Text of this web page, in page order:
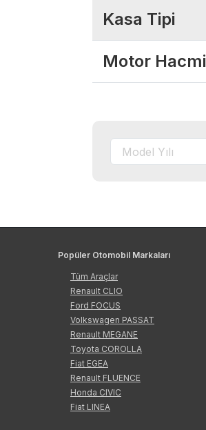
Kasa Tipi
Motor Hacmi
Popüler Otomobil Markaları
Tüm Araçlar
Renault CLIO
Ford FOCUS
Volkswagen PASSAT
Renault MEGANE
Toyota COROLLA
Fiat EGEA
Renault FLUENCE
Honda CIVIC
Fiat LINEA